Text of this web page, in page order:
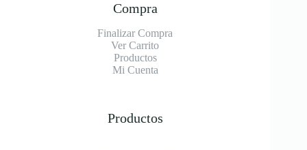
Compra
Finalizar Compra
Ver Carrito
Productos
Mi Cuenta
Productos